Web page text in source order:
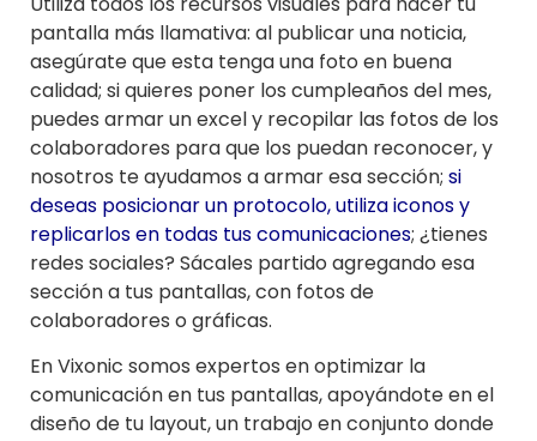
pantalla más llamativa: al publicar una noticia,
asegúrate que esta tenga una foto en buena
calidad; si quieres poner los cumpleaños del mes,
puedes armar un excel y recopilar las fotos de los
colaboradores para que los puedan reconocer, y
nosotros te ayudamos a armar esa sección; si
deseas posicionar un protocolo, utiliza iconos y
replicarlos en todas tus comunicaciones; ¿tienes
redes sociales? Sácales partido agregando esa
sección a tus pantallas, con fotos de
colaboradores o gráficas.
En Vixonic somos expertos en optimizar la
comunicación en tus pantallas, apoyándote en el
diseño de tu layout, un trabajo en conjunto donde